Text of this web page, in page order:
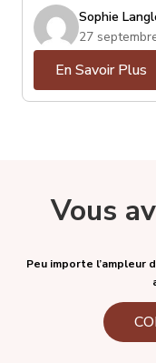
Prime Video,
gratuits, la plupart
proposeront
une qualité de
Sophie
27
En Savoir Plus
Vous
Peu importe l’ampleur